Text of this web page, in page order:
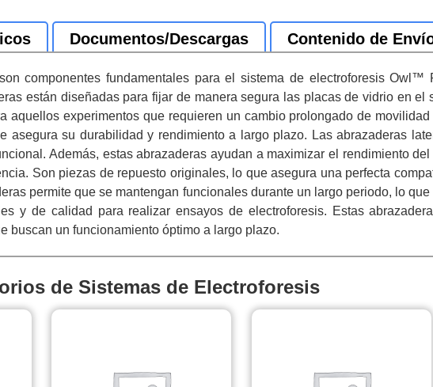
Documentos/Descargas Contenido de
componentes fundamentales para el sistema de electroforesis Owl™
están diseñadas para fijar de manera segura las placas de vidrio en el
experimentos que requieren un cambio prolongado de
su durabilidad y rendimiento a largo plazo. Las abrazaderas
Además, estas abrazaderas ayudan a maximizar el rendimiento
Son piezas de repuesto originales, lo que asegura una perfecta
permite que se mantengan funcionales durante un largo periodo, lo
y de calidad para realizar ensayos de electroforesis. Estas
buscan un funcionamiento óptimo a largo plazo.
de Sistemas de Electroforesis